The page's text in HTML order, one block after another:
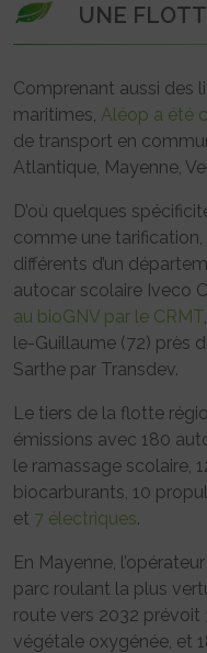
UNE
Comprenant aussi des
maritimes, Aléop a été
de transport en
Atlantique, Mayenne,
D’où quelques
comme une
différents d’un
autocar scolaire Iveco
au bioGNV par le CRMT
le-Guillaume (72) près
Sarthe par Transdev.
Le tiers de la flotte
émissions avec 180
le ramassage scolaire,
biocarburants, 10
et 7 électriques.
En Mayenne,
parc roulant la plus
route vers 2032 prévoit
végétale oxygénée, et